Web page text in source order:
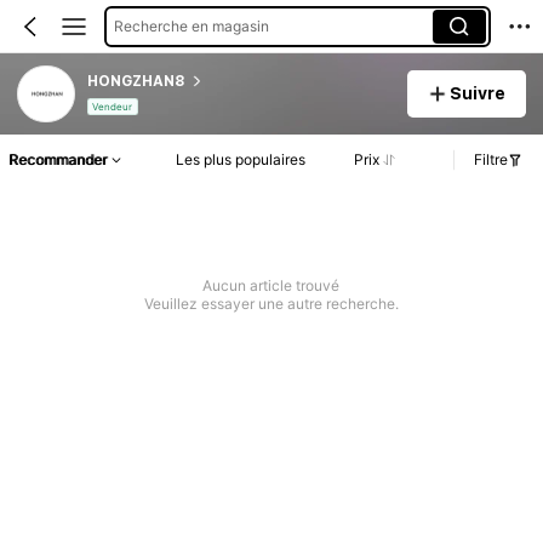
Recherche en magasin
HONGZHAN8
Vendeur
Suivre
Recommander Les plus populaires Prix Filtre
Aucun article trouvé
Veuillez essayer une autre recherche.